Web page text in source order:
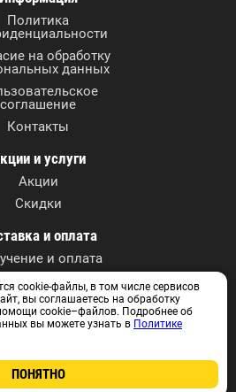
Политика
на обработку
данных
соглашение
Контакты
и услуги
Акции
Скидки
и оплата
и оплата
данные
ул. А. Иванова, 27
(3822) 590-717
cookie-файлы, в том числе сервисов
вы соглашаетесь на обработку
cookie–файлов. Подробнее об
вы можете узнать в Политике
ПОНЯТНО